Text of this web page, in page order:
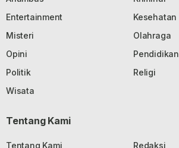
Entertainment
Kesehatan
Misteri
Olahraga
Opini
Pendidikan
Politik
Religi
Wisata
Tentang Kami
Tentang Kami
Redaksi